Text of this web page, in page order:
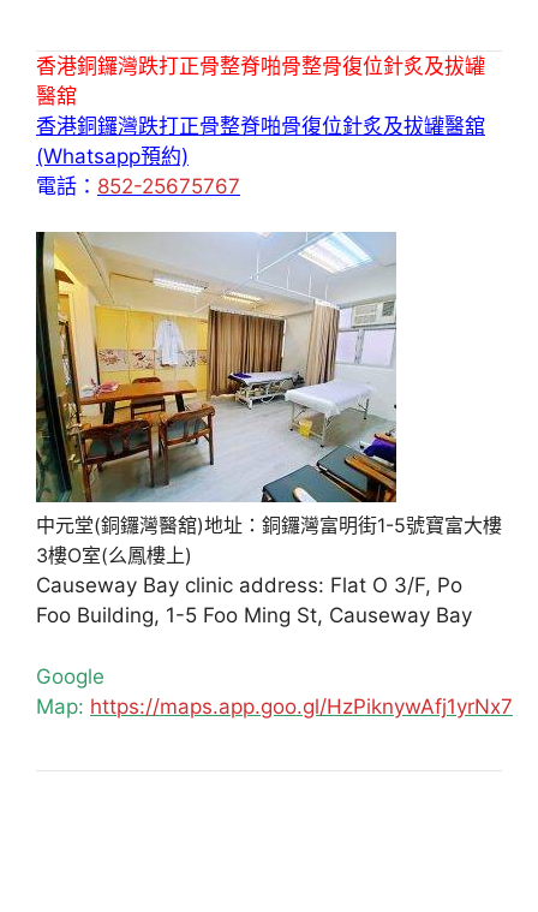
香港銅鑼灣跌打正骨整脊啪骨整骨復位針炙及拔罐
醫舘
香港銅鑼灣跌打正骨整脊啪骨復位針炙及拔罐醫舘
(Whatsapp預約)
電話： 852-25675767
中元堂(銅鑼灣醫舘)地址：銅鑼灣富明街1-5號寶富大樓
3樓O室(么鳳樓上)
Causeway Bay clinic address: Flat O 3/F, Po
Foo Building, 1-5 Foo Ming St, Causeway Bay
Google
Map: https://maps.app.goo.gl/HzPiknywAfj1yrNx7